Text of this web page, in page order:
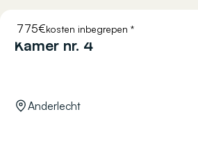
775€kosten inbegrepen *
COURTOISIE 11
Kamer nr. 4
Anderlecht